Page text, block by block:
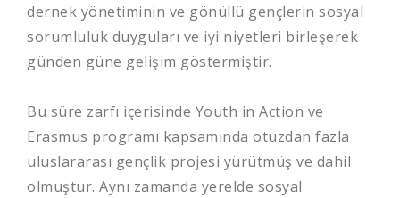
dernek yönetiminin ve gönüllü gençlerin sosyal
sorumluluk duyguları ve iyi niyetleri birleşerek
günden güne gelişim göstermiştir.
Bu süre zarfı içerisinde Youth in Action ve
Erasmus programı kapsamında otuzdan fazla
uluslararası gençlik projesi yürütmüş ve dahil
olmuştur. Aynı zamanda yerelde sosyal